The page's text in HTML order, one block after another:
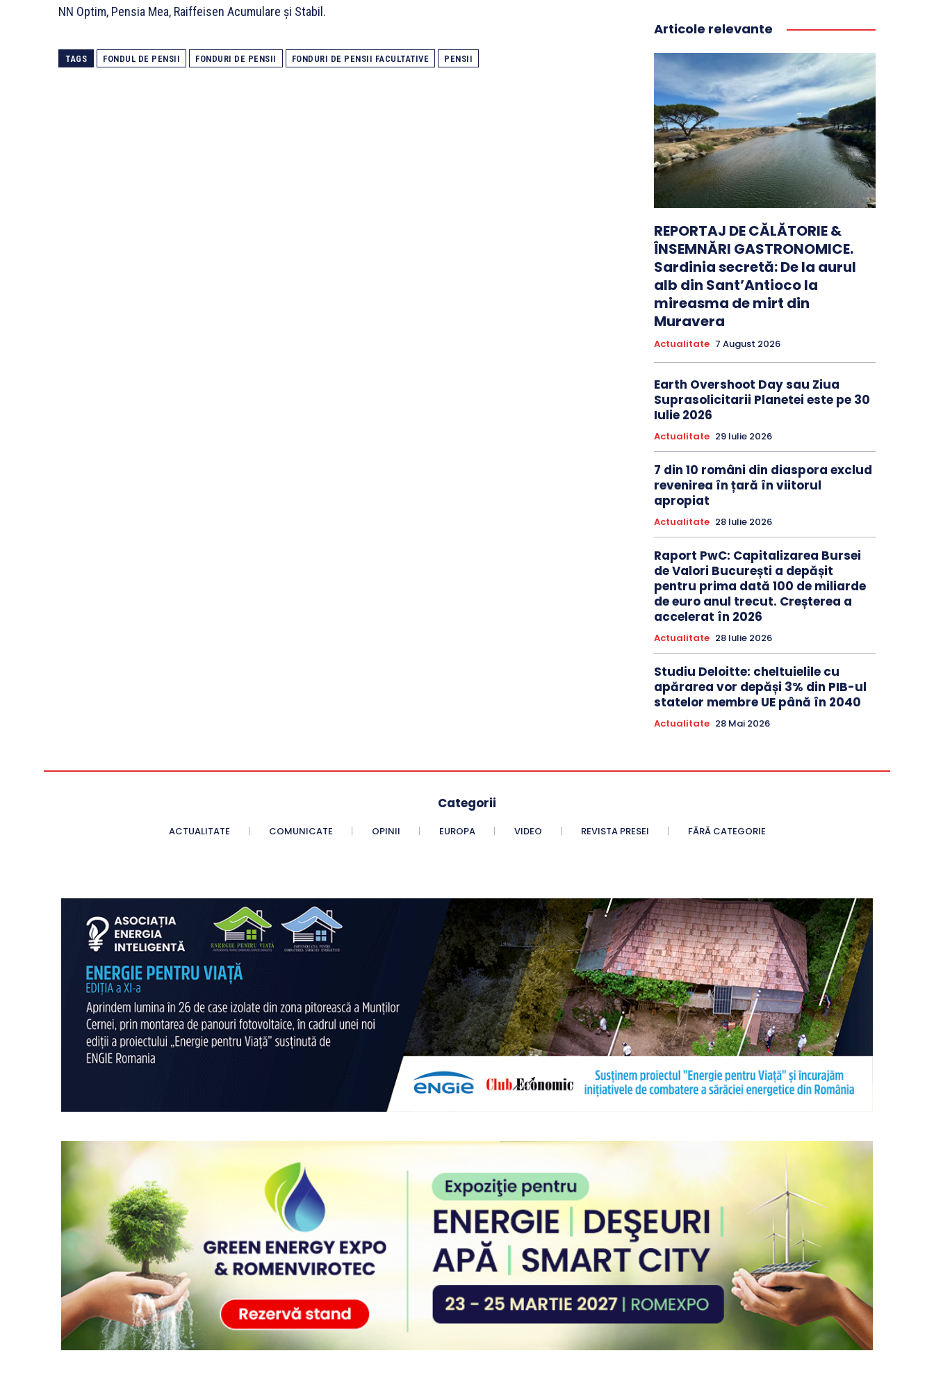
NN Optim, Pensia Mea, Raiffeisen Acumulare și Stabil.
TAGS FONDUL DE PENSII FONDURI DE PENSII FONDURI DE PENSII FACULTATIVE PENSII
Articole relevante
REPORTAJ DE CĂLĂTORIE &
ÎNSEMNĂRI GASTRONOMICE.
Sardinia secretă: De la aurul
alb din Sant’Antioco la
mireasma de mirt din
Muravera
Actualitate 7 August 2026
Earth Overshoot Day sau Ziua
Suprasolicitarii Planetei este pe 30
Iulie 2026
Actualitate 29 Iulie 2026
7 din 10 români din diaspora exclud
revenirea în țară în viitorul
apropiat
Actualitate 28 Iulie 2026
Raport PwC: Capitalizarea Bursei
de Valori București a depășit
pentru prima dată 100 de miliarde
de euro anul trecut. Creșterea a
accelerat în 2026
Actualitate 28 Iulie 2026
Studiu Deloitte: cheltuielile cu
apărarea vor depăși 3% din PIB-ul
statelor membre UE până în 2040
Actualitate 28 Mai 2026
Categorii
ACTUALITATE COMUNICATE OPINII EUROPA VIDEO REVISTA PRESEI FĂRĂ CATEGORIE